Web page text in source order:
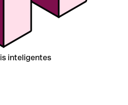
inteligentes